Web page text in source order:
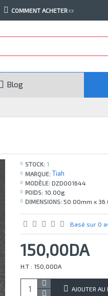
COMMENT ACHETER
Blog
STOCK: 1
MARQUE: Tiah
MODÈLE: DZD001644
POIDS: 10.00g
DIMENSIONS: 50.00mm x
Basé sur 0
150,00DA
H.T : 150,00DA
AJOUTER AU